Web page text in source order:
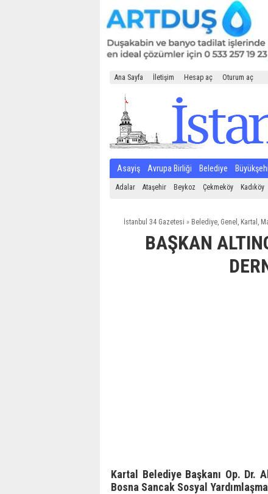
Ana Sayfa İletişim Hesap aç Oturum aç
Asayiş Avrupa Birliği Belediye
Adalar Ataşehir Beykoz Çekmeköy Kadıköy
İstanbul 34 Gazetesi » Belediye, Genel , Kartal ,
BAŞKAN
Kartal Belediye Başkanı Op. Dr.
Bosna Sancak Sosyal